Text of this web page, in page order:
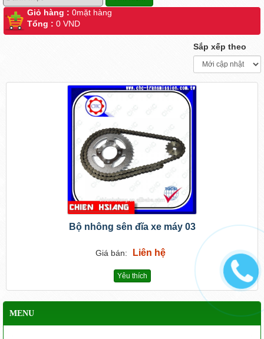
Giỏ hàng : 0mặt hàng
Tổng : 0 VND
Sắp xếp theo
Bộ nhông sên đĩa xe máy 03
Giá bán: Liên hệ
Yêu thích
MENU